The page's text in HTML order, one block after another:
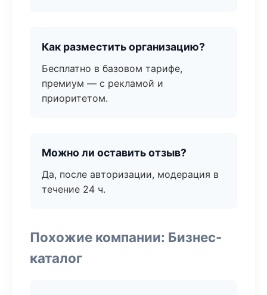
Как разместить организацию?
Бесплатно в базовом тарифе,
премиум — с рекламой и
приоритетом.
Можно ли оставить отзыв?
Да, после авторизации, модерация в
течение 24 ч.
Похожие компании: Бизнес-
каталог